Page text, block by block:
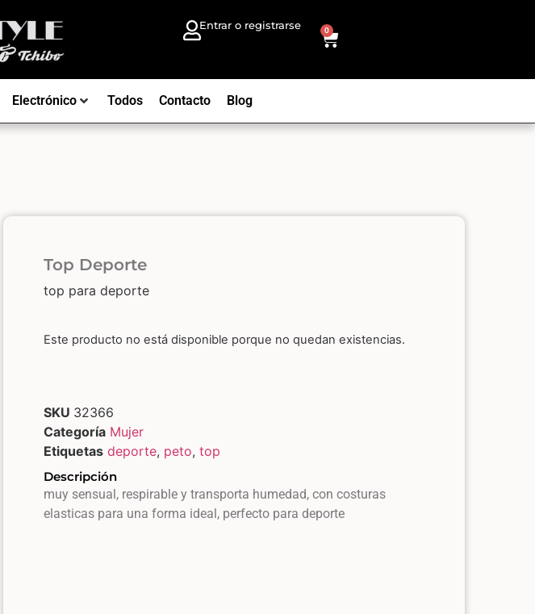
Entrar o registrarse 0
Electrónico Todos Contacto Blog
Top Deporte
top para deporte
Este producto no está disponible porque no quedan existencias.
SKU 32366
Categoría Mujer
Etiquetas deporte, peto,top
Descripción
muy sensual, respirable y transporta humedad, con costuras
elasticas para una forma ideal, perfecto para deporte